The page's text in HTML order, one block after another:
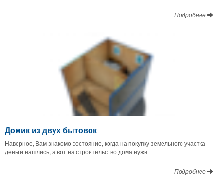
Подробнее
Домик из двух бытовок
Наверное, Вам знакомо состояние, когда на покупку земельного участка
деньги нашлись, а вот на строительство дома нужн
Подробнее